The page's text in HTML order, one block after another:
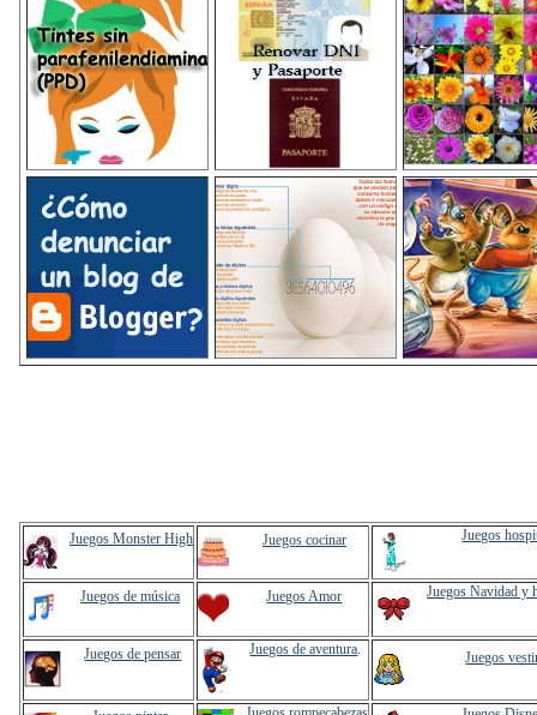
Juegos Monster High Juegos cocinar Juegos
Juegos de música Juegos Amor Juegos Navidad y
Juegos de pensar Juegos de aventura. Juegos